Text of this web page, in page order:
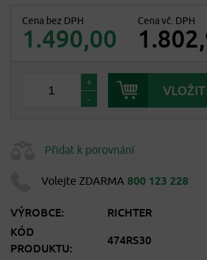
Cena bez DPH
1.490,00
Cena vč. DPH
+
-
Přidat k porovnání
Volejte ZDARMA 800 123 228
VÝROBCE:
RICHTER
KÓD
PRODUKTU:
474RS30